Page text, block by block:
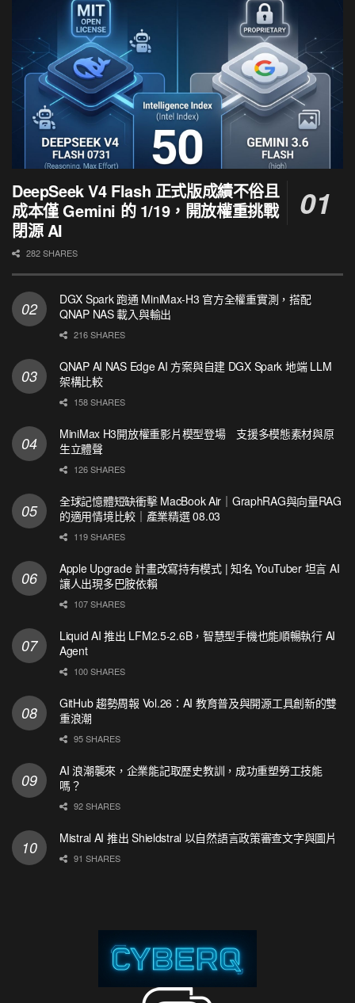
DeepSeek V4 Flash 正式版成績不俗且
成本僅 Gemini 的 1/19，開放權重挑戰
閉源 AI
282 SHARES
DGX Spark 跑通 MiniMax-H3 官方全權重實測，搭配
QNAP NAS 載入與輸出
216 SHARES
QNAP AI NAS Edge AI 方案與自建 DGX Spark 地端 LLM
架構比較
158 SHARES
MiniMax H3開放權重影片模型登場 支援多模態素材與原
生立體聲
126 SHARES
全球記憶體短缺衝擊 MacBook Air｜GraphRAG與向量RAG
的適用情境比較｜產業精選 08.03
119 SHARES
Apple Upgrade 計畫改寫持有模式 | 知名 YouTuber 坦言 AI
讓人出現多巴胺依賴
107 SHARES
Liquid AI 推出 LFM2.5-2.6B，智慧型手機也能順暢執行 AI
Agent
100 SHARES
GitHub 趨勢周報 Vol.26：AI 教育普及與開源工具創新的雙
重浪潮
95 SHARES
AI 浪潮襲來，企業能記取歷史教訓，成功重塑勞工技能
嗎？
92 SHARES
Mistral AI 推出 Shieldstral 以自然語言政策審查文字與圖片
91 SHARES